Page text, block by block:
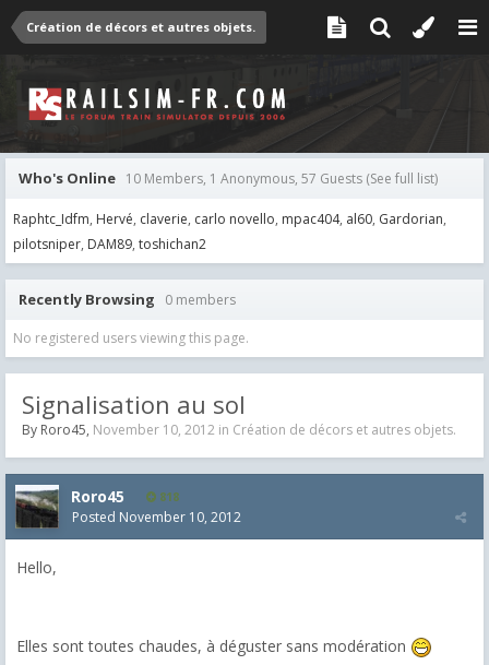
Création de décors et autres objets.
Who's Online 10 Members, 1 Anonymous, 57 Guests (See full list)
Raphtc_Idfm Hervé claverie carlo novello mpac404 al60 Gardorian
pilotsniper DAM89 toshichan2
Recently Browsing 0 members
No registered users viewing this page.
Signalisation au sol
By Roro45, November 10, 2012 in Création de décors et autres objets.
Roro45 818
Posted November 10, 2012
Hello,
Elles sont toutes chaudes, à déguster sans modération